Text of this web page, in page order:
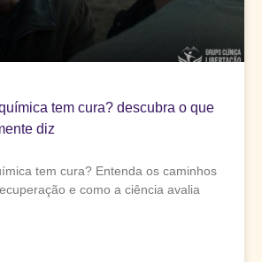
tem cura? descubra o que
diz
tem cura? Entenda os caminhos
e como a ciência avalia